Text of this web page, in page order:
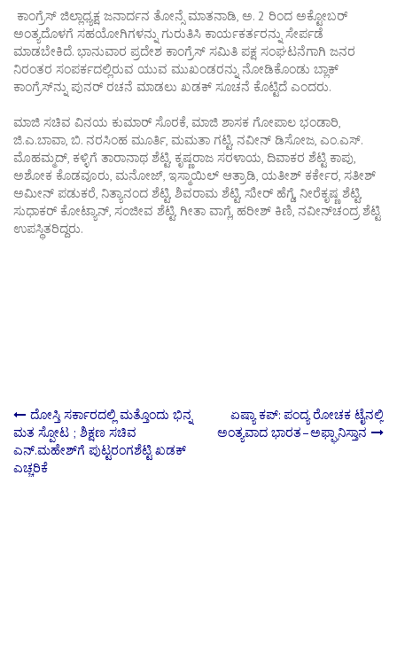
ಕಾಂಗ್ರೆಸ್ ಜಿಲ್ಲಾಧ್ಯಕ್ಷ ಜನಾರ್ದನ ತೋನ್ಸೆ ಮಾತನಾಡಿ, ಅ. 2 ರಿಂದ ಅಕ್ಟೋಬರ್
ಅಂತ್ಯದೊಳಗೆ ಸಹಯೋಗಿಗಳನ್ನು ಗುರುತಿಸಿ ಕಾರ್ಯಕರ್ತರನ್ನು ಸೇರ್ಪಡೆ
ಮಾಡಬೇಕಿದೆ. ಭಾನುವಾರ ಪ್ರದೇಶ ಕಾಂಗ್ರೆಸ್ ಸಮಿತಿ ಪಕ್ಷ ಸಂಘಟನೆಗಾಗಿ ಜನರ
ನಿರಂತರ ಸಂಪರ್ಕದಲ್ಲಿರುವ ಯುವ ಮುಖಂಡರನ್ನು ನೋಡಿಕೊಂಡು ಬ್ಲಾಕ್
ಕಾಂಗ್ರೆಸ್‍ನ್ನು ಪುನರ್ ರಚನೆ ಮಾಡಲು ಖಡಕ್ ಸೂಚನೆ ಕೊಟ್ಟಿದೆ ಎಂದರು.
ಮಾಜಿ ಸಚಿವ ವಿನಯ ಕುಮಾರ್ ಸೊರಕೆ, ಮಾಜಿ ಶಾಸಕ ಗೋಪಾಲ ಭಂಡಾರಿ,
ಜಿ.ಎ.ಬಾವಾ, ಬಿ. ನರಸಿಂಹ ಮೂರ್ತಿ, ಮಮತಾ ಗಟ್ಟಿ, ನವೀನ್ ಡಿಸೋಜ, ಎಂ.ಎಸ್.
ಮೊಹಮ್ಮದ್, ಕಳ್ಳಿಗೆ ತಾರಾನಾಥ ಶೆಟ್ಟಿ, ಕೃಷ್ಣರಾಜ ಸರಳಾಯ, ದಿವಾಕರ ಶೆಟ್ಟಿ ಕಾಪು,
ಅಶೋಕ ಕೊಡವೂರು, ಮನೋಜ್, ಇಸ್ಮಾಯಿಲ್ ಆತ್ರಾಡಿ, ಯತೀಶ್ ಕರ್ಕೇರ, ಸತೀಶ್
ಅಮೀನ್ ಪಡುಕರೆ, ನಿತ್ಯಾನಂದ ಶೆಟ್ಟಿ, ಶಿವರಾಮ ಶೆಟ್ಟಿ, ಸುೀರ್ ಹೆಗ್ಡೆ, ನೀರೆಕೃಷ್ಣ ಶೆಟ್ಟಿ,
ಸುಧಾಕರ್ ಕೋಟ್ಯಾನ್, ಸಂಜೀವ ಶೆಟ್ಟಿ, ಗೀತಾ ವಾಗ್ಲೆ, ಹರೀಶ್ ಕಿಣಿ, ನವೀನ್‍ಚಂದ್ರ ಶೆಟ್ಟಿ
ಉಪಸ್ಥಿತರಿದ್ದರು.
Post
navigation
ದೋಸ್ತಿ ಸರ್ಕಾರದಲ್ಲಿ ಮತ್ತೊಂದು ಭಿನ್ನ
ಮತ ಸ್ಪೋಟ ; ಶಿಕ್ಷಣ ಸಚಿವ
ಎನ್.ಮಹೇಶ್‍ಗೆ ಪುಟ್ಟರಂಗಶೆಟ್ಟಿ ಖಡಕ್
ಎಚ್ಚರಿಕೆ
ಏಷ್ಯಾ ಕಪ್: ಪಂದ್ಯ ರೋಚಕ ಟೈನಲ್ಲಿ
ಅಂತ್ಯವಾದ ಭಾರತ–ಅಫ್ಘಾನಿಸ್ತಾನ